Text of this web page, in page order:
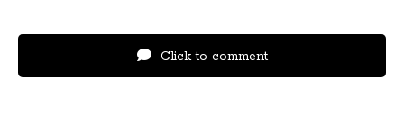
Click to comment